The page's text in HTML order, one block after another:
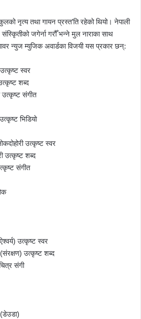
नृत्य तथा गायन प्रस्त’ति रहेको थियो। नेपाली
संस्किृतीको जगेर्ना गरौँ भन्ने मुल नाराका साथ
न्युज म्युजिक अवार्डका विजयी यस प्रकार छन्:
स्वर
शब्द
उत्कृष्ट संगीत
भिडियो
उत्कृष्ट स्वर
उत्कृष्ट शब्द
संगीत
उत्कृष्ट स्वर
(संरक्षण) उत्कृष्ट शब्द
संगी